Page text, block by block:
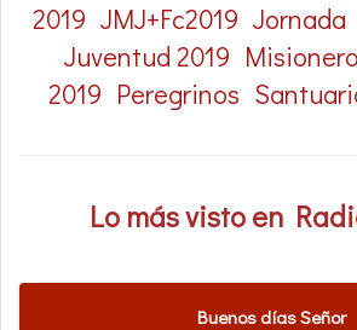
2019 JMJ+Fc2019 Jornada
Juventud 2019
2019 Peregrinos
Lo más visto en
Buenos días Señor